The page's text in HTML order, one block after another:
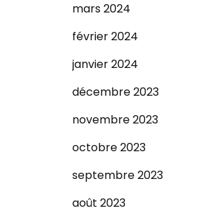
mars 2024
février 2024
janvier 2024
décembre 2023
novembre 2023
octobre 2023
septembre 2023
août 2023